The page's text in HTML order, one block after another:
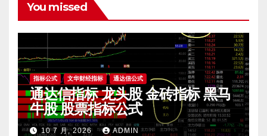
You missed
指标公式 文华财经指标 通达信公式
通达信指标 龙头股 金砖指标 黑马
牛股 股票指标公式
10 7 月, 2026 ADMIN